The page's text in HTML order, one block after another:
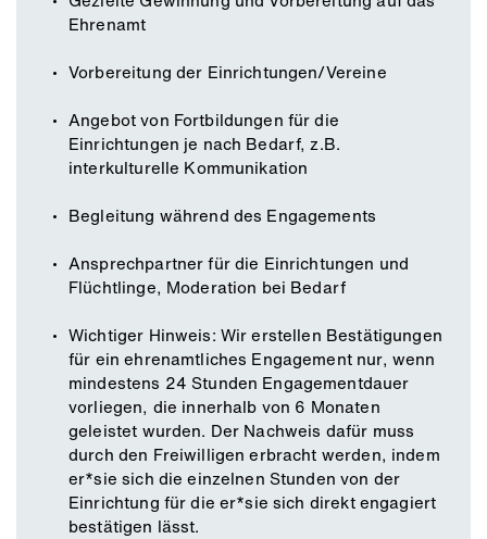
Ehrenamt
Vorbereitung der Einrichtungen/Vereine
Angebot von Fortbildungen für die
Einrichtungen je nach Bedarf, z.B.
interkulturelle Kommunikation
Begleitung während des Engagements
Ansprechpartner für die Einrichtungen und
Flüchtlinge, Moderation bei Bedarf
Wichtiger Hinweis: Wir erstellen Bestätigungen
für ein ehrenamtliches Engagement nur, wenn
mindestens 24 Stunden Engagementdauer
vorliegen, die innerhalb von 6 Monaten
geleistet wurden. Der Nachweis dafür muss
durch den Freiwilligen erbracht werden, indem
er*sie sich die einzelnen Stunden von der
Einrichtung für die er*sie sich direkt engagiert
bestätigen lässt.